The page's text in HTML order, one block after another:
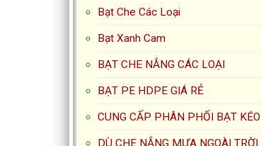
Bạt Che Các Loại
Bạt Xanh Cam
BẠT CHE NẮNG CÁC LOẠI
BẠT PE HDPE GIÁ RẺ
CUNG CẤP PHÂN PHỐI BẠT KÉO
DÙ CHE NẮNG MƯA NGOÀI TRỜI